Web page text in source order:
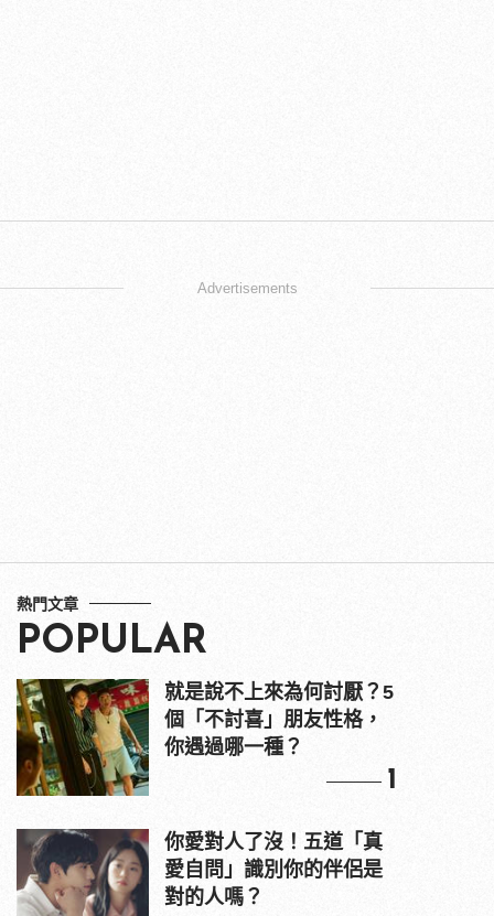
Advertisements
熱門文章
POPULAR
就是說不上來為何討厭？5
個「不討喜」朋友性格，
你遇過哪一種？
1
你愛對人了沒！五道「真
愛自問」識別你的伴侶是
對的人嗎？